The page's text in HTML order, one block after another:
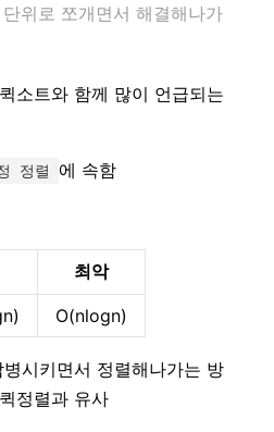
위로 쪼개면서 해결해나가
소트와 함께 많이 언급되는
정렬 에 속함
최악
O(nlogn)
시키면서 정렬해나가는 방
정렬과 유사